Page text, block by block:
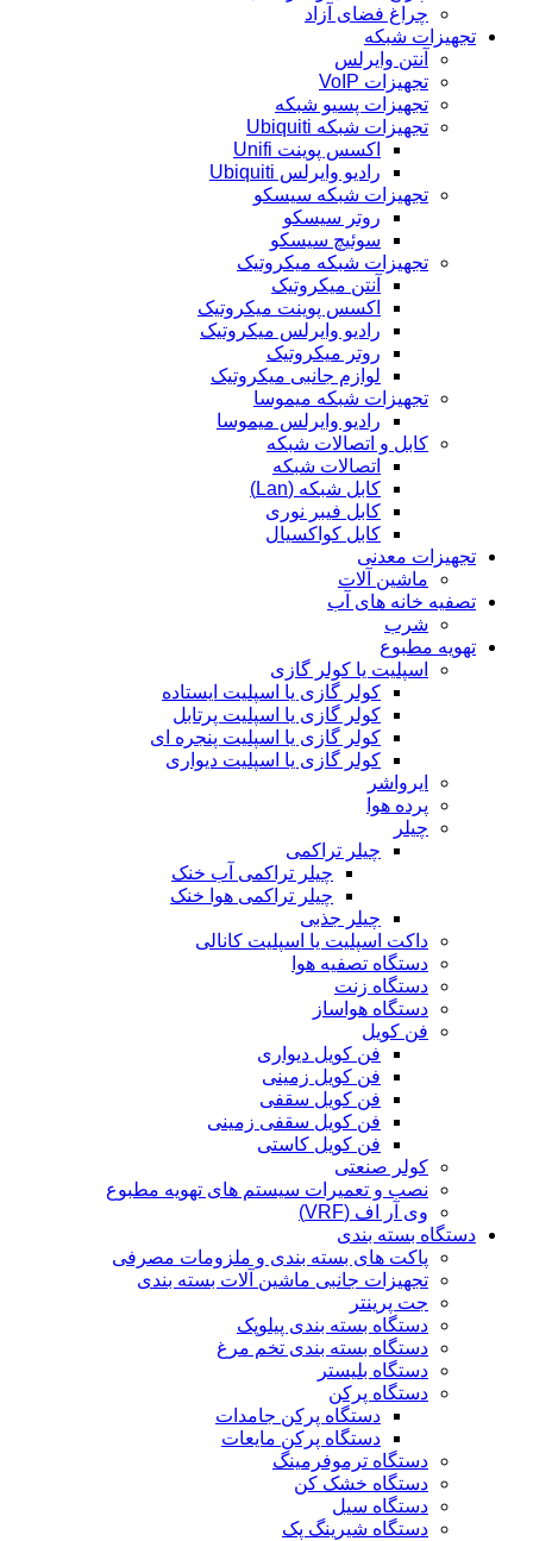
چراغ فضای آزاد
تجهیزات شبکه
آنتن وایرلس
تجهیزات VoIP
تجهیزات پسیو شبکه
تجهیزات شبکه Ubiquiti
اکسس پوینت Unifi
رادیو وایرلس Ubiquiti
تجهیزات شبکه سیسکو
روتر سیسکو
سوئیچ سیسکو
تجهیزات شبکه میکروتیک
آنتن میکروتیک
اکسس پوینت میکروتیک
رادیو وایرلس میکروتیک
روتر میکروتیک
لوازم جانبی میکروتیک
تجهیزات شبکه میموسا
رادیو وایرلس میموسا
کابل و اتصالات شبکه
اتصالات شبکه
کابل شبکه (Lan)
کابل فیبر نوری
کابل کواکسیال
تجهیزات معدنی
ماشین آلات
تصفیه خانه های آب
شرب
تهویه مطبوع
اسپلیت یا کولر گازی
کولر گازی یا اسپلیت ایستاده
کولر گازی یا اسپلیت پرتابل
کولر گازی یا اسپلیت پنجره ای
کولر گازی یا اسپلیت دیواری
ایرواشر
پرده هوا
چیلر
چیلر تراکمی
چیلر تراکمی آب خنک
چیلر تراکمی هوا خنک
چیلر جذبی
داکت اسپلیت یا اسپلیت کانالی
دستگاه تصفیه هوا
دستگاه زنت
دستگاه هواساز
فن کویل
فن کویل دیواری
فن کویل زمینی
فن کویل سقفی
فن کویل سقفی زمینی
فن کویل کاستی
کولر صنعتی
نصب و تعمیرات سیستم های تهویه مطبوع
وی آر اف (VRF)
دستگاه بسته بندی
پاکت های بسته بندی و ملزومات مصرفی
تجهیزات جانبی ماشین آلات بسته بندی
جت پرینتر
دستگاه بسته بندی پیلوپک
دستگاه بسته بندی تخم مرغ
دستگاه بلیستر
دستگاه پرکن
دستگاه پرکن جامدات
دستگاه پرکن مایعات
دستگاه ترموفرمینگ
دستگاه خشک کن
دستگاه سیل
دستگاه شیرینگ پک